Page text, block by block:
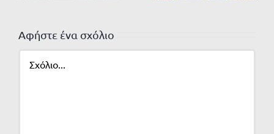
Αφήστε ένα σχόλιο